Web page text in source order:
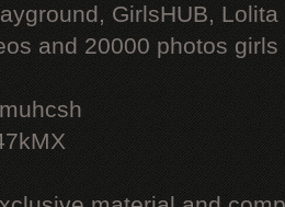
GirlsHUB, Lolita
and 20000 photos